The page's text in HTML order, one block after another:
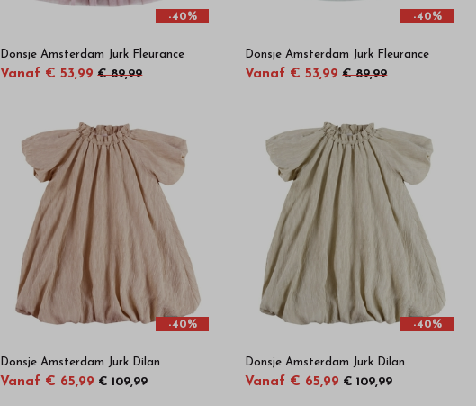
-40%
Donsje Amsterdam Jurk Fleurance
Vanaf € 53,99 € 89,99
-40%
Donsje Amsterdam Jurk Fleurance
Vanaf € 53,99 € 89,99
-40%
Donsje Amsterdam Jurk Dilan
Vanaf € 65,99 € 109,99
-40%
Donsje Amsterdam Jurk Dilan
Vanaf € 65,99 € 109,99